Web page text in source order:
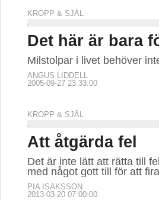
KROPP & SJÄL
Det här är bara
Milstolpar i livet behöver
ANGUS LIDDELL
2005-09-27 23:33:00
KROPP & SJÄL
Att åtgärda fel
Det är inte lätt att rätta till
med något gott till för att
PIA ISAKSSON
2013-03-20 07:00:00